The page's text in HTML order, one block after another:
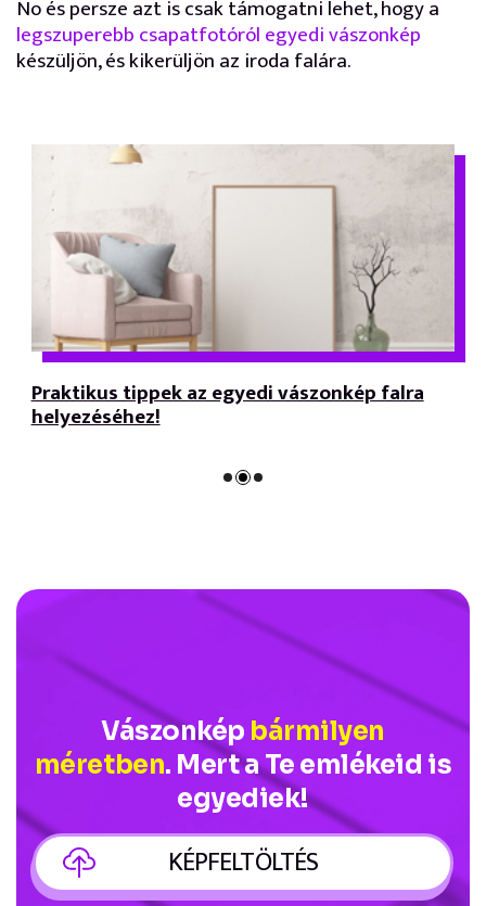
No és persze azt is csak támogatni lehet, hogy a
legszuperebb csapatfotóról egyedi vászonkép
készüljön, és kikerüljön az iroda falára.
Praktikus tippek az egyedi vászonkép falra
helyezéséhez!
Vászonkép bármilyen
méretben. Mert a Te emlékeid is
egyediek!
KÉPFELTÖLTÉS